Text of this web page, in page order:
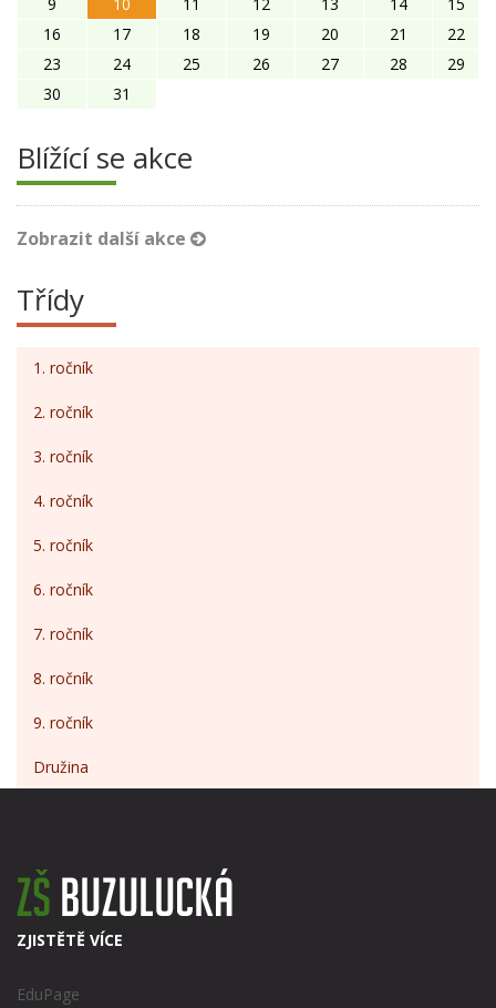
16
17 18 19 20 21
22
23
24 25 26 27 28
29
30
31
Blížící se akce
Zobrazit další akce
Třídy
1. ročník
2. ročník
3. ročník
4. ročník
5. ročník
6. ročník
7. ročník
8. ročník
9. ročník
Družina
ZJISTĚTĚ VÍCE
EduPage